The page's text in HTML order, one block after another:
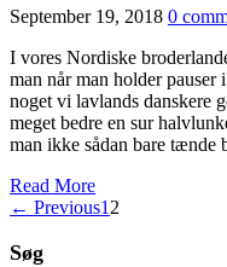
September 19, 2018 0
I vores Nordiske
man når man holder
noget vi lavlands danskere
meget bedre en sur
man ikke sådan bare
Read More
← Previous1 2
Søg